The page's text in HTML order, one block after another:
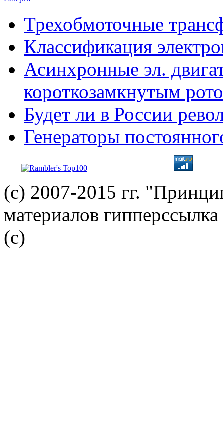
Трехобмоточные
Классификация
Асинхронные эл.
короткозамкнутым
Будет ли в России
Генераторы
(с) 2007-2015 гг.
материалов гипперссылка
(c)